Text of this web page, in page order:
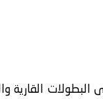
حيث سبق له احتضان 33 مباراة